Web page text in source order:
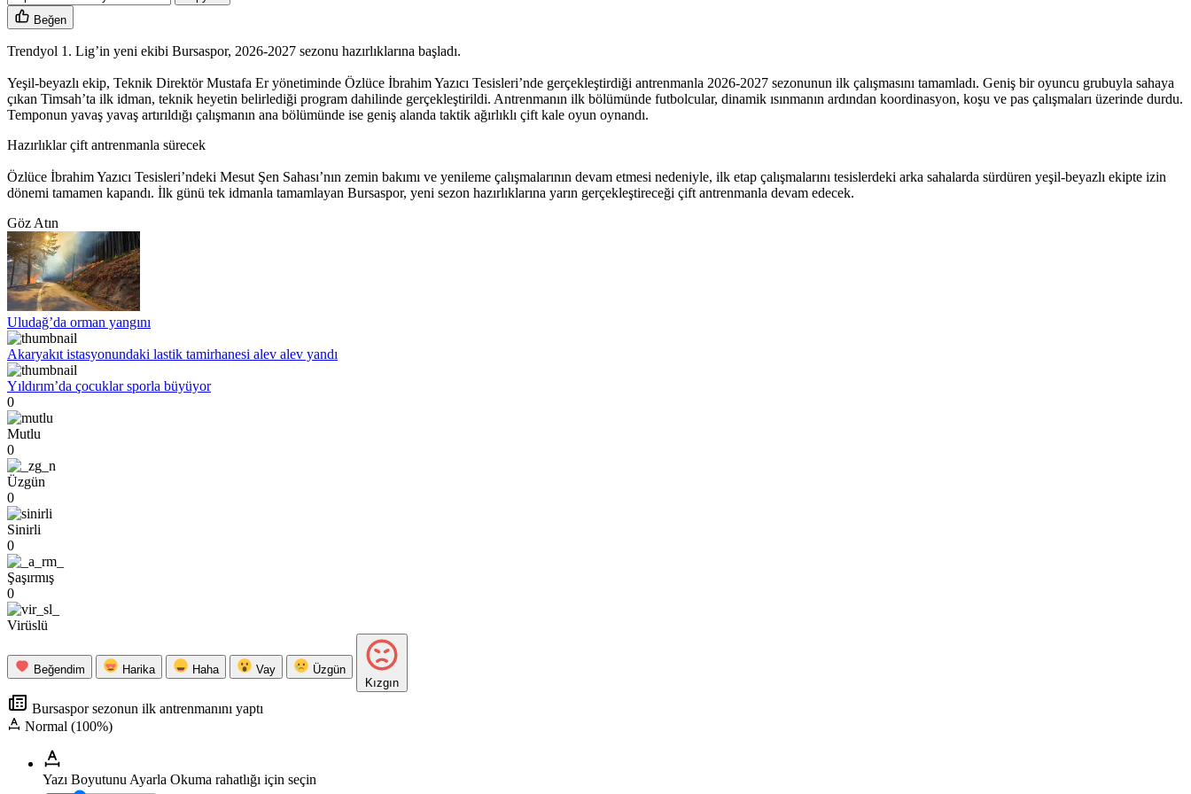
Beğen
Trendyol 1. Lig’in yeni ekibi Bursaspor, 2026-2027 sezonu hazırlıklarına başladı.
Yeşil-beyazlı ekip, Teknik Direktör Mustafa Er yönetiminde Özlüce İbrahim Yazıcı Tesisleri’nde gerçekleştirdiği antrenmanla 2026-2027 sezonunun ilk çalışmasını tamamladı. Geniş bir oyuncu grubuyla sahaya
çıkan Timsah’ta ilk idman, teknik heyetin belirlediği program dahilinde gerçekleştirildi. Antrenmanın ilk bölümünde futbolcular, dinamik ısınmanın ardından koordinasyon, koşu ve pas çalışmaları üzerinde durdu.
Temponun yavaş yavaş artırıldığı çalışmanın ana bölümünde ise geniş alanda taktik ağırlıklı çift kale oyun oynandı.
Hazırlıklar çift antrenmanla sürecek
Özlüce İbrahim Yazıcı Tesisleri’ndeki Mesut Şen Sahası’nın zemin bakımı ve yenileme çalışmalarının devam etmesi nedeniyle, ilk etap çalışmalarını tesislerdeki arka sahalarda sürdüren yeşil-beyazlı ekipte izin
dönemi tamamen kapandı. İlk günü tek idmanla tamamlayan Bursaspor, yeni sezon hazırlıklarına yarın gerçekleştireceği çift antrenmanla devam edecek.
Göz Atın
Uludağ’da orman yangını
Akaryakıt istasyonundaki lastik tamirhanesi alev alev yandı
Yıldırım’da çocuklar sporla büyüyor
0
Mutlu
0
Üzgün
0
Sinirli
0
Şaşırmış
0
Virüslü
Beğendim Harika Haha Vay
Üzgün
Kızgın
Bursaspor sezonun ilk antrenmanını yaptı
Normal (100%)
Yazı Boyutunu Ayarla Okuma rahatlığı için seçin